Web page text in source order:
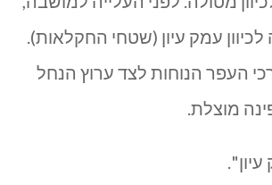
לכיוון עמק עיון (שטחי החקלאות).
העפר הנוחות לצד ערוץ הנחל
מוצלת.